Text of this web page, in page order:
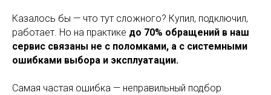
Казалось бы — что тут сложного? Купил, подключил,
работает. Но на практике до 70% обращений в наш
сервис связаны не с поломками, а с системными
ошибками выбора и эксплуатации.
Самая частая ошибка — неправильный подбор